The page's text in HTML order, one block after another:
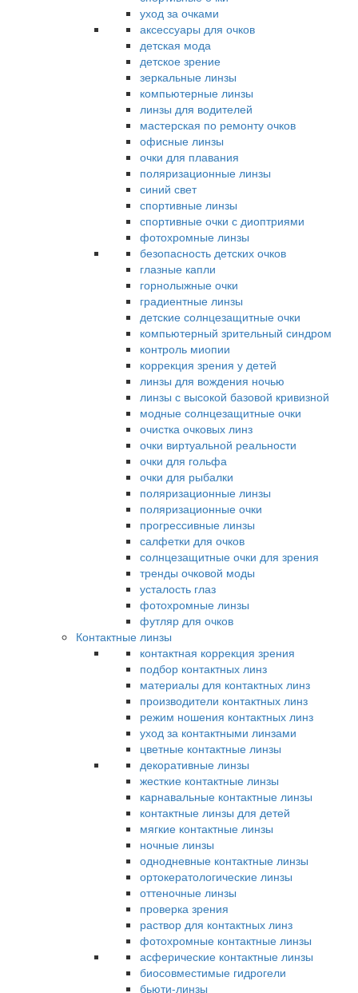
уход за очками
аксессуары для очков
детская мода
детское зрение
зеркальные линзы
компьютерные линзы
линзы для водителей
мастерская по ремонту очков
офисные линзы
очки для плавания
поляризационные линзы
синий свет
спортивные линзы
спортивные очки с диоптриями
фотохромные линзы
безопасность детских очков
глазные капли
горнолыжные очки
градиентные линзы
детские солнцезащитные очки
компьютерный зрительный синдром
контроль миопии
коррекция зрения у детей
линзы для вождения ночью
линзы с высокой базовой кривизной
модные солнцезащитные очки
очистка очковых линз
очки виртуальной реальности
очки для гольфа
очки для рыбалки
поляризационные линзы
поляризационные очки
прогрессивные линзы
салфетки для очков
солнцезащитные очки для зрения
тренды очковой моды
усталость глаз
фотохромные линзы
футляр для очков
Контактные линзы
контактная коррекция зрения
подбор контактных линз
материалы для контактных линз
производители контактных линз
режим ношения контактных линз
уход за контактными линзами
цветные контактные линзы
декоративные линзы
жесткие контактные линзы
карнавальные контактные линзы
контактные линзы для детей
мягкие контактные линзы
ночные линзы
однодневные контактные линзы
ортокератологические линзы
оттеночные линзы
проверка зрения
раствор для контактных линз
фотохромные контактные линзы
асферические контактные линзы
биосовместимые гидрогели
бьюти-линзы